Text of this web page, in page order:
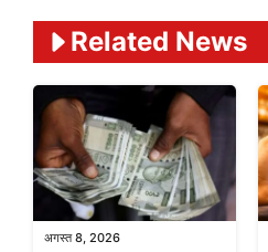
Related News
अगस्त 8, 2026